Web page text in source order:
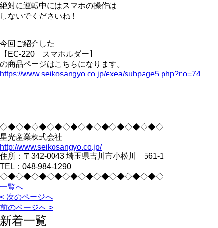
絶対に運転中にはスマホの操作は
しないでくださいね！
今回ご紹介した
【EC-220 スマホルダー】
の商品ページはこちらになります。
https://www.seikosangyo.co.jp/exea/subpage5.php?no=74
◇◆◇◆◇◆◇◆◇◆◇◆◇◆◇◆◇◆◇◆◇
星光産業株式会社
http://www.seikosangyo.co.jp/
住所：〒342-0043 埼玉県吉川市小松川 561-1
TEL：048-984-1290
◇◆◇◆◇◆◇◆◇◆◇◆◇◆◇◆◇◆◇◆◇
一覧へ
< 次のページへ
前のページへ >
新着一覧